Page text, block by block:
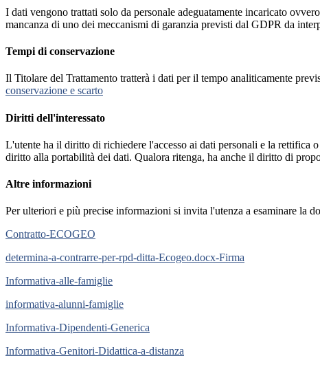
I dati vengono trattati solo da personale adeguatamente incaricato
mancanza di uno dei meccanismi di garanzia previsti dal GDPR da
Tempi di conservazione
Il Titolare del Trattamento tratterà i dati per il tempo analiticamente
conservazione e scarto
Diritti dell'interessato
L'utente ha il diritto di richiedere l'accesso ai dati personali e la rettifica
diritto alla portabilità dei dati. Qualora ritenga, ha anche il diritto di
Altre informazioni
Per ulteriori e più precise informazioni si invita l'utenza a esaminare la
Contratto-ECOGEO
determina-a-contrarre-per-rpd-ditta-Ecogeo.docx-Firma
Informativa-alle-famiglie
informativa-alunni-famiglie
Informativa-Dipendenti-Generica
Informativa-Genitori-Didattica-a-distanza